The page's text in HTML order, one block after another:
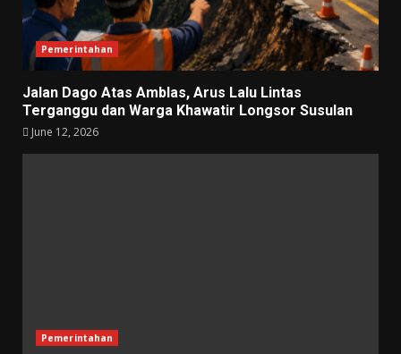
Pemerintahan
Jalan Dago Atas Amblas, Arus Lalu Lintas
Terganggu dan Warga Khawatir Longsor Susulan
June 12, 2026
Pemerintahan